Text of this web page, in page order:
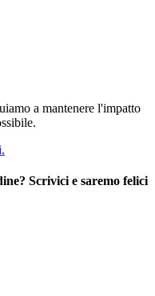
a mantenere l'impatto
Scrivici e saremo felici